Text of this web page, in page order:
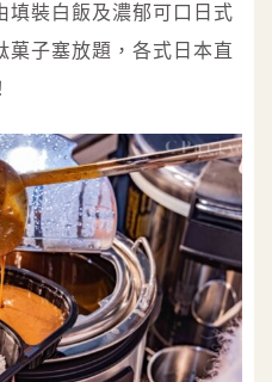
填裝白飯及濃郁可口日式
菓子塞放題，各式日本直